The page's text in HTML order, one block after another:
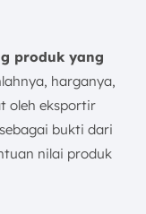
produk yang
harganya,
oleh eksportir
bukti dari
nilai produk